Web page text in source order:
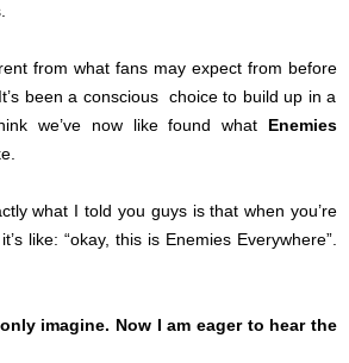
from what fans may expect from before
It’s been a conscious choice to build up in a
we’ve now like found what Enemies
what I told you guys is that when you’re
like: “okay, this is Enemies Everywhere”.
imagine. Now I am eager to hear the